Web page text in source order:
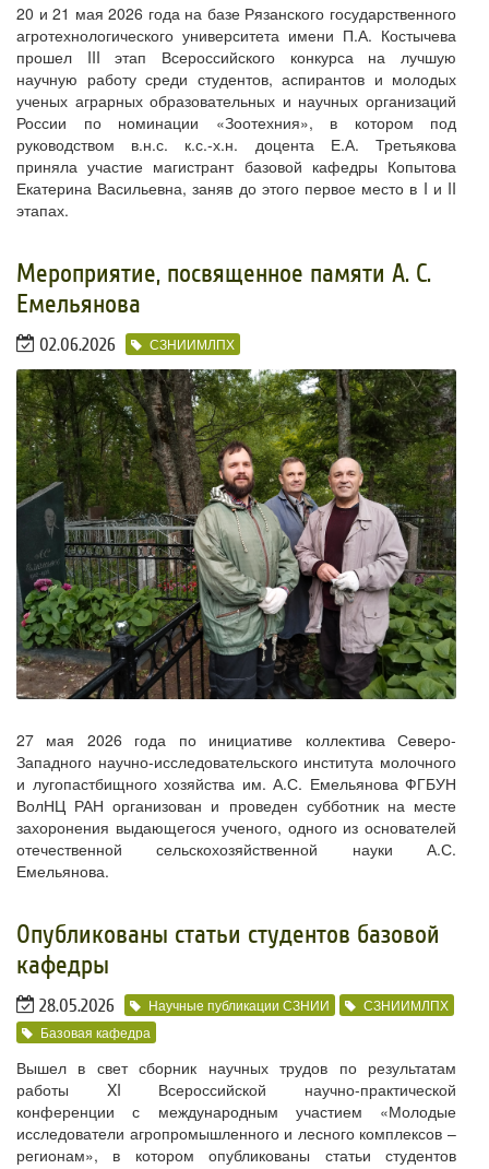
20 и 21 мая 2026 года на базе Рязанского государственного
агротехнологического университета имени П.А. Костычева
прошел III этап Всероссийского конкурса на лучшую
научную работу среди студентов, аспирантов и молодых
ученых аграрных образовательных и научных организаций
России по номинации «Зоотехния», в котором под
руководством в.н.с. к.с.-х.н. доцента Е.А. Третьякова
приняла участие магистрант базовой кафедры Копытова
Екатерина Васильевна, заняв до этого первое место в I и II
этапах.
​Мероприятие, посвященное памяти А. С.
Емельянова
02.06.2026 СЗНИИМЛПХ
27 мая 2026 года по инициативе коллектива Северо-
Западного научно-исследовательского института молочного
и лугопастбищного хозяйства им. А.С. Емельянова ФГБУН
ВолНЦ РАН организован и проведен субботник на месте
захоронения выдающегося ученого, одного из основателей
отечественной сельскохозяйственной науки А.С.
Емельянова.
Опубликованы статьи студентов базовой
кафедры
28.05.2026 Научные публикации СЗНИИ
СЗНИИМЛПХ
Базовая кафедра
Вышел в свет сборник научных трудов по результатам
работы XI Всероссийской научно-практической
конференции с международным участием «Молодые
исследователи агропромышленного и лесного комплексов –
регионам», в котором опубликованы статьи студентов